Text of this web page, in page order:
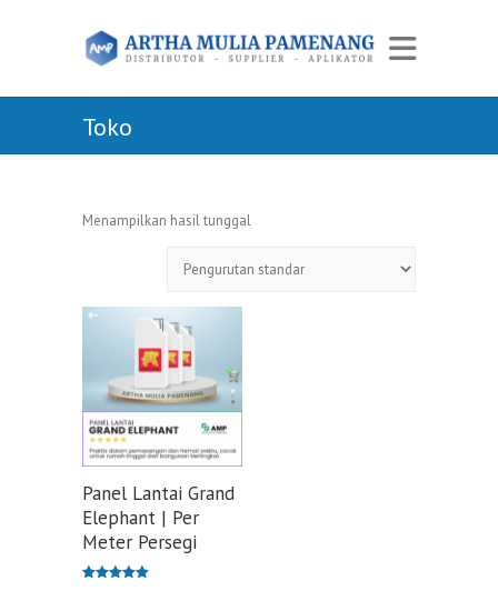
Toko
Menampilkan hasil tunggal
Panel Lantai Grand
Elephant | Per
Meter Persegi